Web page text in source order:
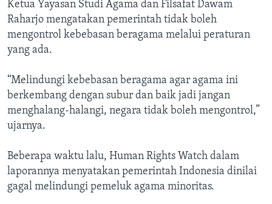
Ketua Yayasan Studi Agama dan Filsafat Dawam
Raharjo mengatakan pemerintah tidak boleh
mengontrol kebebasan beragama melalui peraturan
yang ada.
“Melindungi kebebasan beragama agar agama ini
berkembang dengan subur dan baik jadi jangan
menghalang-halangi, negara tidak boleh mengontrol,”
ujarnya.
Beberapa waktu lalu, Human Rights Watch dalam
laporannya menyatakan pemerintah Indonesia dinilai
gagal melindungi pemeluk agama minoritas.